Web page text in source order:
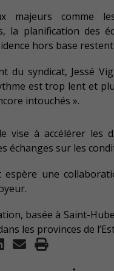
majeurs comme
la planification des
hors base
du syndicat, Jessé
est trop lent et
intouchés ».
vise à accélérer les
échanges sur les
espère une
basée à Saint-
les provinces de